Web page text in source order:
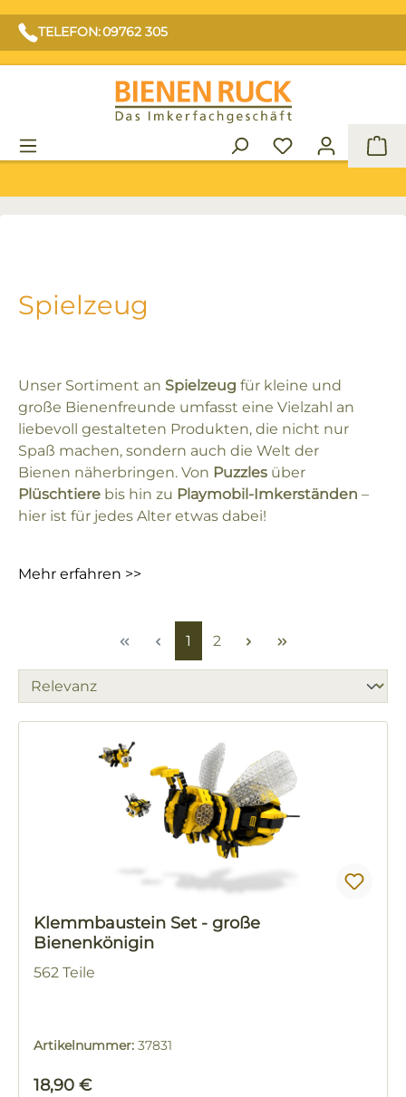
TELEFON: 09762 305
Spielzeug
Unser Sortiment an Spielzeug für kleine und
große Bienenfreunde umfasst eine Vielzahl an
liebevoll gestalteten Produkten, die nicht nur
Spaß machen, sondern auch die Welt der
Bienen näherbringen. Von Puzzles über
Plüschtiere bis hin zu Playmobil-Imkerständen –
hier ist für jedes Alter etwas dabei!
Mehr erfahren >>
Seite
1 Seite
2
Klemmbaustein Set - große
Bienenkönigin
562 Teile
Artikelnummer: 37831
Regulärer Preis:
18,90 €